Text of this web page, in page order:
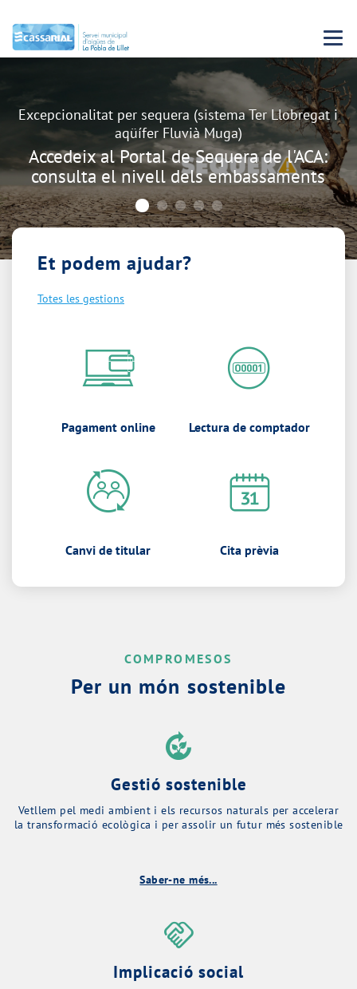
Menu
Excepcionalitat per sequera (sistema Ter Llobregat i
aqüífer Fluvià Muga)
Accedeix al Portal de Sequera de l'ACA:
consulta el nivell dels embassaments
Et podem ajudar?
Totes les gestions
Pagament online Lectura de comptador
Canvi de titular Cita prèvia
COMPROMESOS
Per un món sostenible
compost
Gestió sostenible
Vetllem pel medi ambient i els recursos naturals per accelerar
la transformació ecològica i per assolir un futur més sostenible
Saber-ne més...
handshake
Implicació social